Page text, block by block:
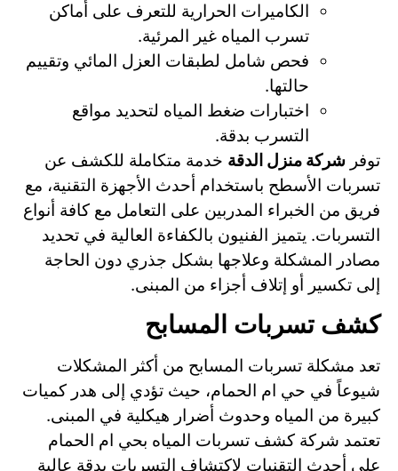
الكاميرات الحرارية للتعرف على أماكن
تسرب المياه غير المرئية.
فحص شامل لطبقات العزل المائي وتقييم
حالتها.
اختبارات ضغط المياه لتحديد مواقع
التسرب بدقة.
توفر شركة منزل الدقة خدمة متكاملة للكشف عن
تسربات الأسطح باستخدام أحدث الأجهزة التقنية، مع
فريق من الخبراء المدربين على التعامل مع كافة أنواع
التسربات. يتميز الفنيون بالكفاءة العالية في تحديد
مصادر المشكلة وعلاجها بشكل جذري دون الحاجة
إلى تكسير أو إتلاف أجزاء من المبنى.
كشف تسربات المسابح
تعد مشكلة تسربات المسابح من أكثر المشكلات
شيوعاً في حي ام الحمام، حيث تؤدي إلى هدر كميات
كبيرة من المياه وحدوث أضرار هيكلية في المبنى.
تعتمد شركة كشف تسربات المياه بحي ام الحمام
على أحدث التقنيات لاكتشاف التسربات بدقة عالية